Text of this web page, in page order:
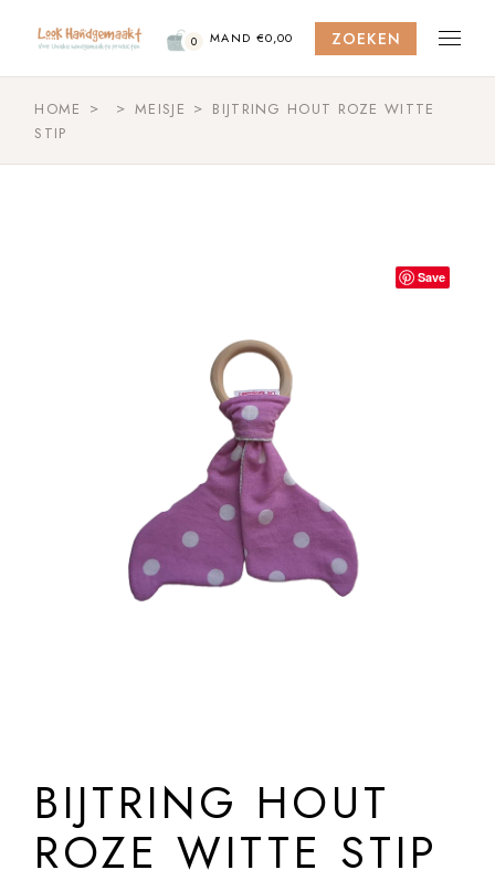
content
0 MAND €0,00 ZOEKEN
HOME MEISJE
BIJTRING HOUT ROZE WITTE
STIP
Save
BIJTRING HOUT
ROZE WITTE STIP